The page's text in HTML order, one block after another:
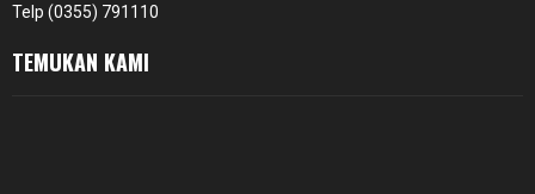
Telp (0355) 791110
TEMUKAN KAMI